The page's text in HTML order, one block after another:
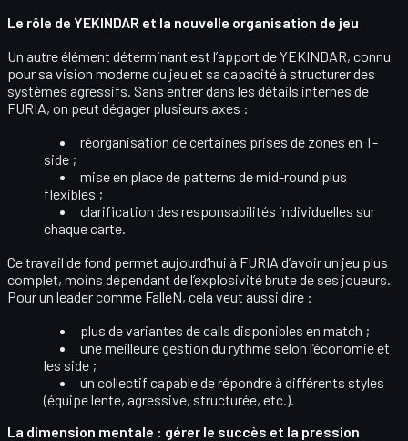
Le rôle de YEKINDAR et la nouvelle organisation de jeu
Un autre élément déterminant est l’apport deYEKINDAR, connu
pour sa vision moderne du jeu et sa capacité à structurer des
systèmes agressifs. Sans entrer dans les détails internes de
FURIA, on peut dégager plusieurs axes :
réorganisation de certaines prises de zones en T-
side ;
mise en place de patterns de mid-round plus
flexibles ;
clarification des responsabilités individuelles sur
chaque carte.
Ce travail de fond permet aujourd’hui à FURIA d’avoir un jeu plus
complet, moins dépendant de l’explosivité brute de ses joueurs.
Pour un leader comme FalleN, cela veut aussi dire :
plus devariantes de calls disponibles en match ;
une meilleuregestion du rythme selon l’économie et
les side ;
un collectif capable derépondre à différents styles
(équipe lente, agressive, structurée, etc.).
La dimension mentale : gérer le succès et la pression